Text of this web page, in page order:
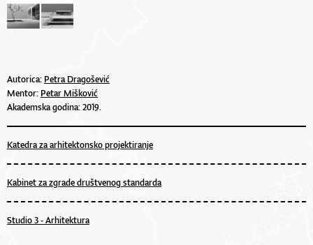
Autorica: Petra Dragošević
Mentor: Petar Mišković
Akademska godina: 2019.
Katedra za arhitektonsko projektiranje
Kabinet za zgrade društvenog standarda
Studio 3 - Arhitektura